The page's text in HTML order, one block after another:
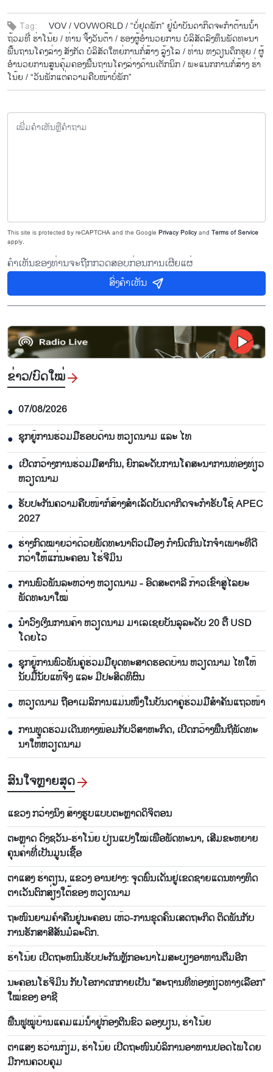
Tag: VOV /VOVWORLD /“ບໍ່ຢຸດພັກ” ຢູ່ນຳບັນດາກິດຈະກຳຕ້ານນ້ຳ
ຖ້ວມທີ່ ຮ່າໂນ້ຍ /ທ່ານ ຈິ້ງວັນຕ໊າ /ຮອງຜູ້ອຳນວຍການ ບໍລິສັດລົງທຶນພັດທະນາ
ພື້ນຖານໂຄງລ່າງ ສັງກັດ ບໍລິສັດໃຫຍ່ການກໍ່ສ້າງ ລູ້ງໂລ /ທ່ານ ຫງວຽນດຶກຮຸຍ /ຜູ້
ອຳນວຍການສູນຄຸ້ມຄອງພື້ນຖານໂຄງລ່າງດ້ານເຕັກນິກ /ພະແນກການກໍ່ສ້າງ ຮ່າ
ໂນ້ຍ /“ວັນພັກແຕ່ຄວາມຄືບໜ້າບໍ່ພັກ”
This site is protected by reCAPTCHA and the Google Privacy Policyand Terms of Service
apply.
ຄຳເຫັນຂອງທ່ານຈະຖືກກວດສອບກ່ອນການເຜີຍແຜ່
ສົ່ງຄຳເຫັນ
ຂ່າວ/ບົດ​ໃໝ່
● 07/08/2026
● ຊຸກຍູ້ການຮ່ວມມືຮອບດ້ານ ຫວຽດນາມ ແລະ ໄທ
● ເປີດກວ້າງການຮ່ວມມືສາກົນ, ຍົກລະດັບການໂຄສະນາການທ່ອງທ່ຽວ
ຫວຽດນາມ
● ຮັບປະກັນຄວາມຄືບໜ້າກໍ່ສ້າງສຳເລັດບັນດາກິດຈະກຳຮັບໃຊ້ APEC
2027
● ຮ່າງກົດໝາຍວ່າດ້ວຍພັດທະນາຕົວເມືອງ ກຳນົດກົນໄກຈຳເພາະທີ່ດີ
ກວ່າໃຫ້ແກ່ນະຄອນ ໂຮ່ຈີມິນ
● ການພົວພັນລະຫວ່າງ ຫວຽດນາມ - ອົດສະຕາລີ ກ້າວເຂົ້າສູ່ໄລຍະ
ພັດທະນາໃໝ່
● ນຳ​ວົງ​ເງິນ​ການ​ຄ້າ ຫວຽດ​ນາມ ມາ​ເລ​ເຊຍ​ບັນ​ລຸ​ລະ​ດັບ 20 ຕື້ USD
ໂດຍ​ໄວ
● ຊຸກ​ຍູ້​ການ​ພົວ​ພັນ​ຄູ່​ຮ່ວມ​ມື​ຍຸດ​ທະ​ສາດ​ຮອດ​ບ້ານ ຫວຽດ​ນາມ ໄທ​ໃຫ້​
ນັບ​ມື້​ນັບ​ແທ້​ຈິງ ແລະ ມີ​ປະ​ສິດ​ທິ​ຜົນ
● ຫ​ວຽດ​ນາມ ຖື​ອາ​ເມ​ລິ​ການ​ແມ່ນ​ໜຶ່ງ​ໃນ​ບັນ​ດາ​ຄູ່​ຮ່ວມ​ມື​ສຳ​ຄັນ​ແຖວ​ໜ້າ
● ການ​ທູດ​ຮ່ວມ​ເດີນ​ທາງ​ພ້ອມກັບ​ວິ​ສາ​ຫະ​ກ​ິດ, ເປີດກວ້າງ​ພື້ນ​ຖີ່​ພັດ​ທະ​
ນາ​ໃຫ້​ຫວຽດ​ນາມ
ສົນ​ໃຈ​ຫຼາຍ​ສຸດ
ແຂວງ ກວ໋າງນິງ ສ້າງຮູບແບບຕະຫຼາດດິຈິຕອນ
ຕະ​ຫຼາດ ​ດົ່ງ​ຊວັນ-ຮ່າ​ໂນ້ຍ ປ່ຽນ​ແປງ​ໃໝ່​ເພື່ອ​ພັດ​ທະ​ນາ, ເສີມ​ຂະ​ຫຍາຍ​
ຄຸນ​ຄ່າ​ທີ່​ເປັນ​ມູນ​ເຊື້ອ
ຕາ​ແສງ ຮ່າ​ຕຽນ, ແຂວງ ອານ​ຢາງ: ຈຸດ​ພ​ົ້ນ​ເດັ່ນ​ຢູ່​ເຂດ​ຊາຍ​ແດນ​ທາງ​ທິດ​
ຕາ​ເວັນ​ຕົກ​ສ່ຽງ​ໃຕ້​ຂອງ ຫວຽດນາມ
ຖະ​ໜົນ​ຍາມ​ຄ່ຳ​ຄືນ​ຢູ່​ນະ​ຄອນ ເຫ້ວ-ການ​ຂຸດ​ຄົ້ນ​ເສດ​ຖະ​ກິດ ຕິດ​ພັນ​ກັບ​
ການ​ຮັກ​ສາ​ສີ​ສັນ​ມໍ​ລະ​ດົກ.
ຮ່າ​ໂນ້ຍ ເປີດ​ຖະ​​ຫນົນ​ຮັບ​ປະ​ກັນຫຼັກ​ອະ​ນາ​ໄມ​ສະ​ບຽງ​ອາ​ຫານຕື່ມອີກ
ນະຄອນໂຮ່ຈິມິນ ກັບໂອກາດກກາຍເປັນ “ສະຖານທີ່ທ່ອງທ່ຽວທາງເລືອກ”
ໃໝ່ຂອງ ອາຊີ
ຟື້ນ​ຟູ​ໝູ່​ບ້ານ​ແຄມ​ແມ່​ນ້ຳ​ຢູ່​ກ້ອງ​ຕີນ​ຂົວ ລອງ​ບຽນ, ຮ່າ​ໂນ້ຍ
ຕາແສງ ຮວ່ານກ໊ຽມ, ຮ່າໂນ້ຍ ເປີດຖະໜົນບໍລິການອາຫານປອດໄພໂດຍ
ມີການຄວບຄຸມ